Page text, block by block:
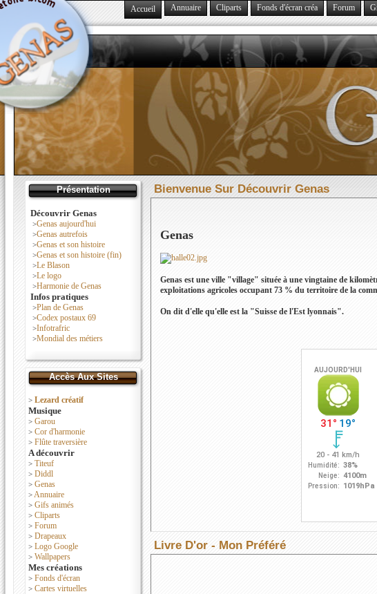
Accueil Annuaire Cliparts Fonds d'écran créa Forum
Présentation
Découvrir Genas
>Genas aujourd'hui
>Genas autrefois
>Genas et son histoire
>Genas et son histoire (fin)
>Le Blason
>Le logo
>Harmonie de Genas
Infos pratiques
>Plan de Genas
>Codex postaux 69
>Infotrafric
>Mondial des métiers
Accès Aux Sites
> Lezard créatif
Musique
> Garou
> Cor d'harmonie
> Flûte traversière
A découvrir
> Titeuf
> Diddl
> Genas
>Annuaire
> Gifs animés
> Cliparts
> Forum
> Drapeaux
> Logo Google
> Wallpapers
Mes créations
> Fonds d'écran
> Cartes virtuelles
Bienvenue Sur Découvrir Genas
Genas
Genas est une ville "village" située à une vingtaine de
exploitations agricoles occupant 73 % du territoire de la
On dit d'elle qu'elle est la "Suisse de l'Est lyonnais".
Livre D'or - Mon Préféré